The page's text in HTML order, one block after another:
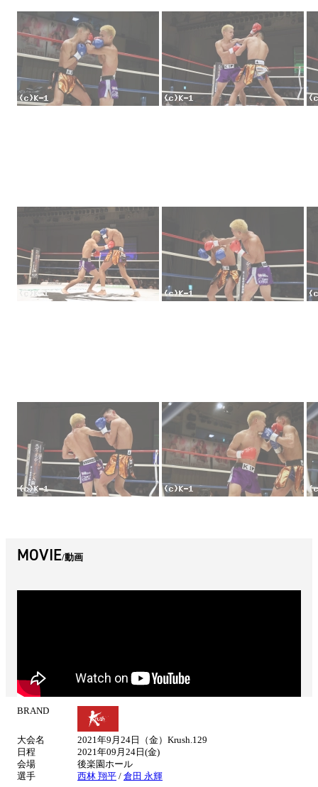
MOVIE 動画
BRAND
大会名
2021年9月24日（金）Krush.129
日程
2021年09月24日(金)
会場
後楽園ホール
選手
西林 翔平 / 倉田 永輝